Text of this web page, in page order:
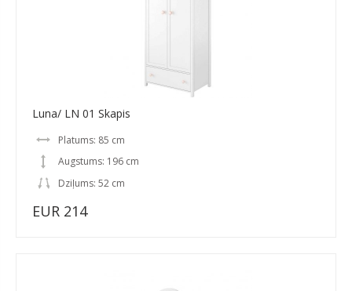
Luna/ LN 01 Skapis
Platums: 85 cm
Augstums: 196 cm
Dziļums: 52 cm
EUR 214